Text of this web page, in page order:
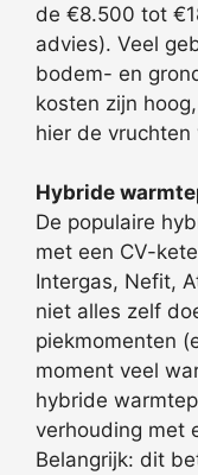
de €8.500 tot
advies). Veel
bodem- en
kosten zijn
hier de vruchten
Hybride
De populaire
met een CV-
Intergas, Nefit,
niet alles zelf
piekmomenten
moment veel
hybride
verhouding met
Belangrijk: dit